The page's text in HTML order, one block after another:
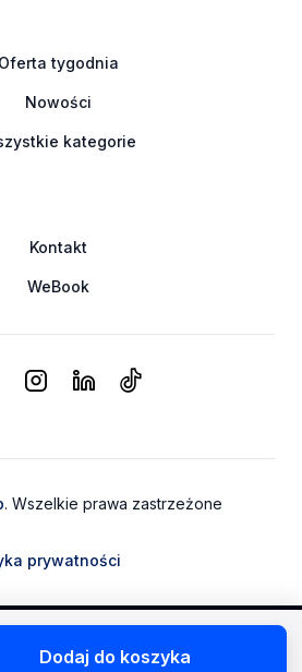
Dodaj do koszyka
Oferta tygodnia
Nowości
kategorie
Kontakt
WeBook
. Wszelkie prawa zastrzeżone
prywatności